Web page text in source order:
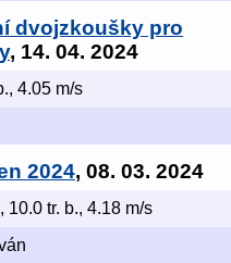
dvojzkoušky pro
, 14. 04. 2024
4.05 m/s
2024, 08. 03. 2024
10.0 tr. b., 4.18 m/s